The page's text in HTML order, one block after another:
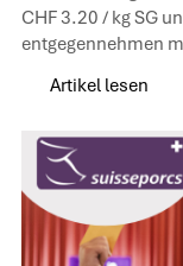
CHF 3.20 / kg SG
entgegennehmen
Artikel lesen